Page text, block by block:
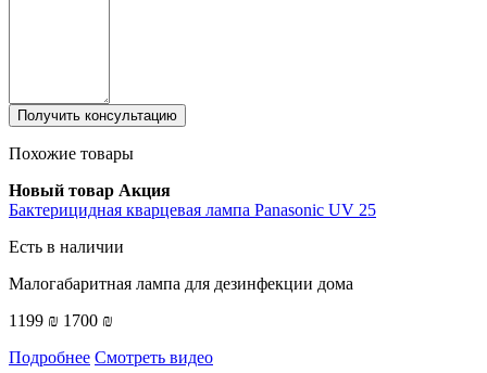
Получить консультацию
Похожие товары
Новый товар Акция
Бактерицидная кварцевая лампа Panasonic UV 25
Есть в наличии
Малогабаритная лампа для дезинфекции дома
1199 ₪ 1700 ₪
Подробнее Смотреть видео